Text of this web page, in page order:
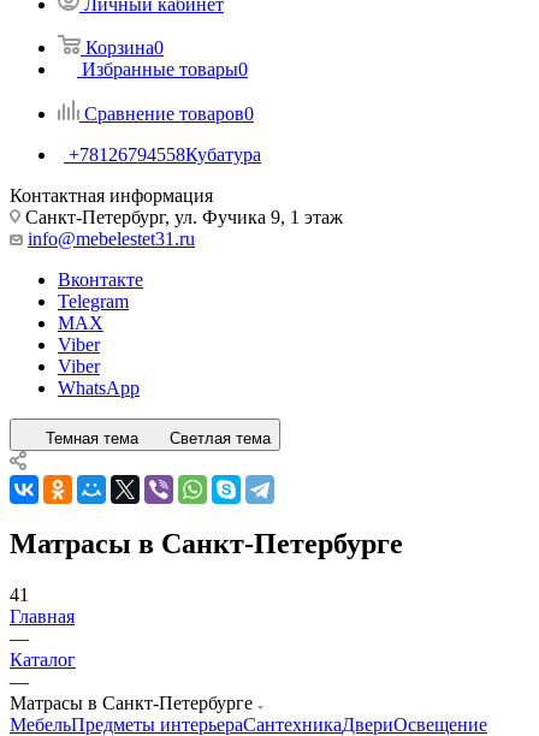
Личный кабинет
Корзина0
Избранные товары0
Сравнение товаров0
+78126794558Кубатура
Контактная информация
Санкт-Петербург, ул. Фучика 9, 1 этаж
info@mebelestet31.ru
Вконтакте
Telegram
MAX
Viber
Viber
WhatsApp
Темная тема Светлая тема
Матрасы в Санкт-Петербурге
41
Главная
—
Каталог
—
Матрасы в Санкт-Петербурге
МебельПредметы интерьераСантехникаДвериОсвещение